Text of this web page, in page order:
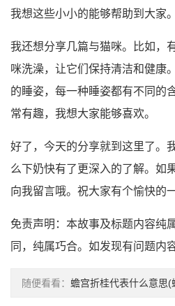
我想这些小小的能够帮助到大家。
我还想分享几篇与猫咪。比如，
咪洗澡，让它们保持清洁和健康
的睡姿，每一种睡姿都有不同的
常有趣，我想大家能够喜欢。
好了，今天的分享就到这里了。
么下奶快有了更深入的了解。如
向我留言哦。祝大家有个愉快的一
免责声明：本故事及标题内容纯
同，纯属巧合。如发现有问题内容
随便看看： 蟾宫折桂代表什么意思